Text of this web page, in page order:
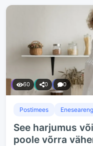
60 0 0
Postimees Eneseareng
See harjumus
poole võrra